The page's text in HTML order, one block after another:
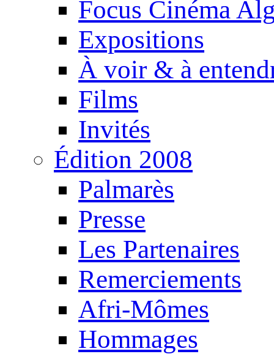
Focus Cinéma
Expositions
À voir & à
Films
Invités
Édition 2008
Palmarès
Presse
Les Partenaires
Remerciements
Afri-Mômes
Hommages